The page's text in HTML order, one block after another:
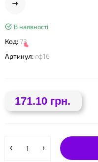
В наявності
Код: 73
Артикул: гф16
171.10 грн.